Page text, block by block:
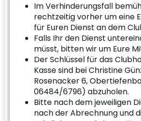
Im Verhinderungsfall
rechtzeitig vorher um eine
für Euren Dienst an dem
Falls Ihr den Dienst
müsst, bitten wir um Eure
Der Schlüssel für das
Kasse sind bei Christine
Rosenacker 6,
06484/6796) abzuholen.
Bitte nach dem jeweiligen
nach der Abrechnung und